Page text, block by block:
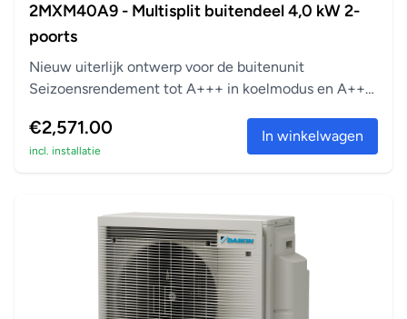
2MXM40A9 - Multisplit buitendeel 4,0 kW 2-
poorts
Nieuw uiterlijk ontwerp voor de buitenunit
Seizoensrendement tot A+++ in koelmodus en A++
€2,571.00
incl. installatie
In winkelwagen